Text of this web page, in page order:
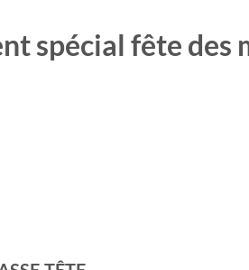
spécial fête des